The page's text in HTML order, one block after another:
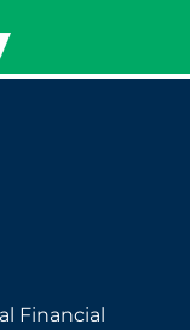
Financial